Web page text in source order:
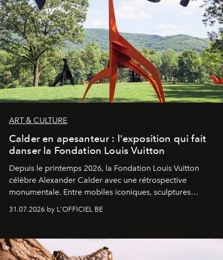
ART & CULTURE
Calder en apesanteur : l'exposition qui fait
danser la Fondation Louis Vuitton
Depuis le printemps 2026, la Fondation Louis Vuitton
célèbre Alexander Calder avec une rétrospective
monumentale. Entre mobiles iconiques, sculptures
monumentales et poésie du mouvement, l'artiste
américain investit les espaces imaginés par Frank Gehry
sculpture.
31.07.2026 by L'OFFICIEL BE